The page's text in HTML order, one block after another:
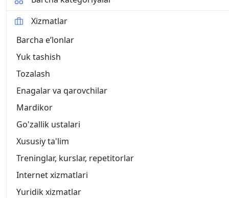
Xizmatlar
Barcha eʼlonlar
Yuk tashish
Tozalash
Enagalar va qarovchilar
Mardikor
Go'zallik ustalari
Xususiy ta'lim
Treninglar, kurslar, repetitorlar
Internet xizmatlari
Yuridik xizmatlar